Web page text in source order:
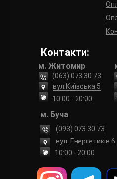
Контакти:
м. Житомир
вул.Київська 5
10:00 - 20:00
(063) 073 30 73
м. Буча
вул. Енергетиків 6
(093) 073 30 73
10:00 - 20:00